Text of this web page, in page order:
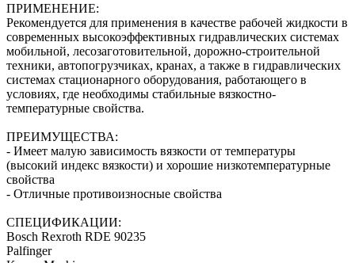
ПРИМЕНЕНИЕ:
Рекомендуется для применения в качестве рабочей жидкости в
современных высокоэффективных гидравлических системах
мобильной, лесозаготовительной, дорожно-строительной
техники, автопогрузчиках, кранах, а также в гидравлических
системах стационарного оборудования, работающего в
условиях, где необходимы стабильные вязкостно-
температурные свойства.
ПРЕИМУЩЕСТВА:
- Имеет малую зависимость вязкости от температуры
(высокий индекс вязкости) и хорошие низкотемпературные
свойства
- Отличные противоизносные свойства
СПЕЦИФИКАЦИИ:
Bosch Rexroth RDE 90235
Palfinger